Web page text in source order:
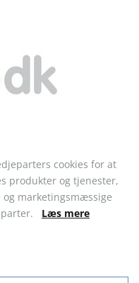
cookies for at
produkter og tjenester,
marketingsmæssige
Læs mere